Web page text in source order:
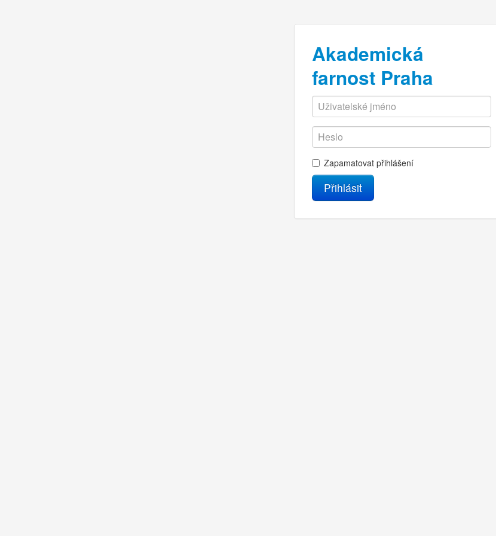
Akademická
farnost Praha
Zapamatovat přihlášení
Přihlásit